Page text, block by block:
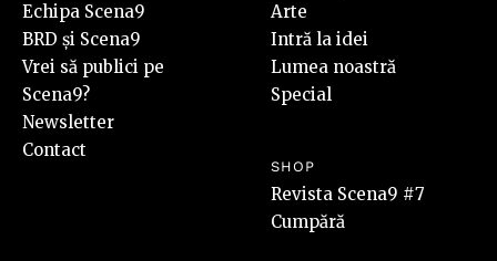
Echipa Scena9
BRD și Scena9
Vrei să publici pe
Scena9?
Newsletter
Contact
Arte
Intră la idei
Lumea noastră
Special
SHOP
Revista Scena9 #7
Cumpără